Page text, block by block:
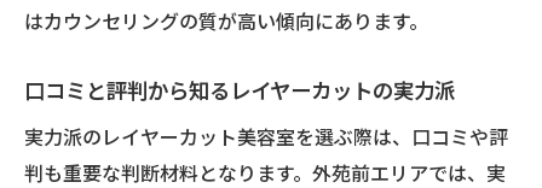
はカウンセリングの質が高い傾向にあります。
口コミと評判から知るレイヤーカットの実力派
実力派のレイヤーカット美容室を選ぶ際は、口コミや評
判も重要な判断材料となります。外苑前エリアでは、実